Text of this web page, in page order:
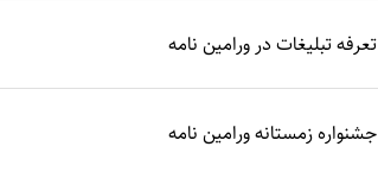
تعرفه تبلیغات در ورامین نامه
جشنواره زمستانه ورامین نامه